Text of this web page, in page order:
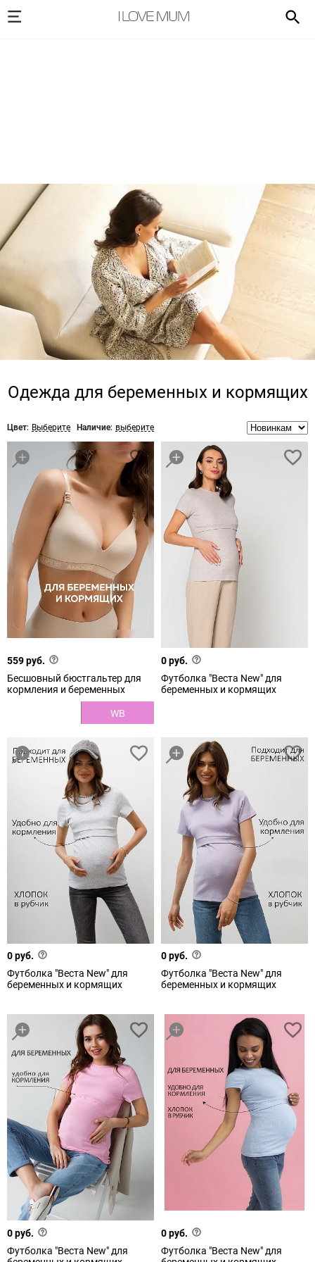
Одежда для беременных и кормящих
Цвет: Выберите Наличие: выберите
559 руб.
Бесшовный бюстгальтер для
кормления и беременных
WB
0 руб.
Футболка "Веста New" для
беременных и кормящих
0 руб.
Футболка "Веста New" для
беременных и кормящих
0 руб.
Футболка "Веста New" для
беременных и кормящих
0 руб.
Футболка "Веста New" для
0 руб.
Футболка "Веста New" для